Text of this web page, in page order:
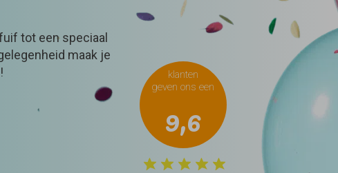
tot een speciaal
maak je
klanten
geven ons een
9,6